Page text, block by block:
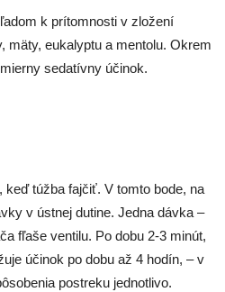
k prítomnosti v zložení
mäty, eukalyptu a mentolu. Okrem
sedatívny účinok.
keď túžba fajčiť. V tomto bode, na
v ústnej dutine. Jedna dávka –
fľaše ventilu. Po dobu 2-3 minút,
účinok po dobu až 4 hodín, – v
postreku jednotlivo.